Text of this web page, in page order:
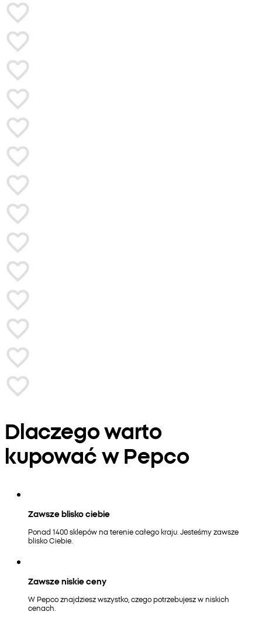
Dlaczego warto
kupować w Pepco
Zawsze blisko ciebie
Ponad 1400 sklepów na terenie całego kraju. Jesteśmy zawsze
blisko Ciebie.
Zawsze niskie ceny
W Pepco znajdziesz wszystko, czego potrzebujesz w niskich
cenach.